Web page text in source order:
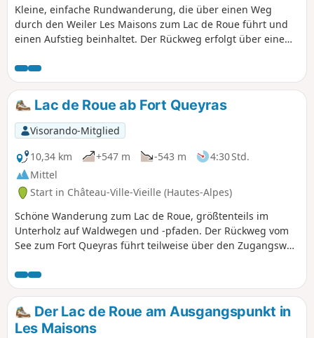
Kleine, einfache Rundwanderung, die über einen Weg
durch den Weiler Les Maisons zum Lac de Roue führt und
einen Aufstieg beinhaltet. Der Rückweg erfolgt über eine
Lac de Roue ab Fort Queyras
Visorando-Mitglied
10,34 km
+547 m -543 m
4:30 Std.
Mittel
Start in Château-Ville-Vieille (Hautes-Alpes)
Schöne Wanderung zum Lac de Roue, größtenteils im
Unterholz auf Waldwegen und -pfaden. Der Rückweg vom
See zum Fort Queyras führt teilweise über den Zugangsweg
Souliers, die keinen Schatten bietet. Ein Picknick am See ist
möglich, und die Wanderung lässt sich mit einem Besuch
des Forts verbinden.
Der Lac de Roue am Ausgangspunkt in
Les Maisons